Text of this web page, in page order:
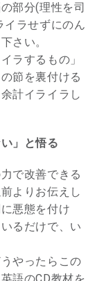
部分(理性を司
イラせずにのん
さい。
ラするもの」
節を裏付ける
計イライラし
」と悟る
で改善できる
よりお伝えし
悪態を付け
るだけで、い
やったらこの